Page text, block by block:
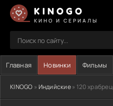
KINOGO
КИНО И СЕРИАЛЫ
Главная Новинки Фильмы
KINOGO » Индийские» 120